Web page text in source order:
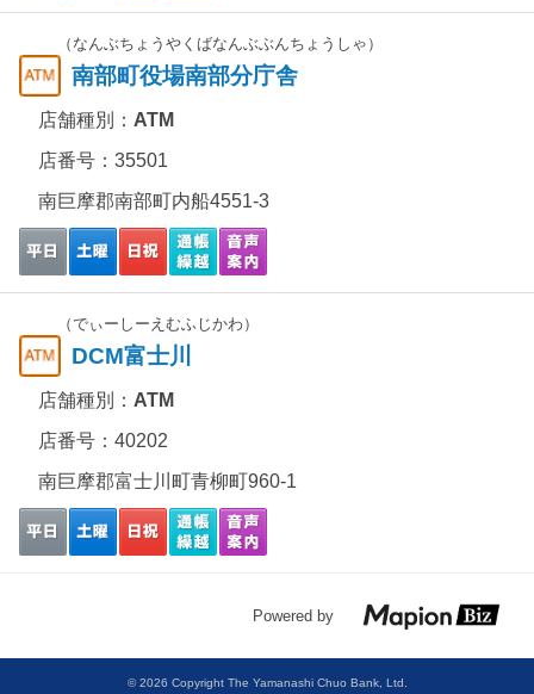
（なんぶちょうやくばなんぶぶんちょうしゃ）
南部町役場南部分庁舎
店舗種別： ATM
店番号：35501
南巨摩郡南部町内船4551-3
（でぃーしーえむふじかわ）
DCM富士川
店舗種別： ATM
店番号：40202
南巨摩郡富士川町青柳町960-1
Powered by
© 2026 Copyright The Yamanashi Chuo Bank, Ltd.